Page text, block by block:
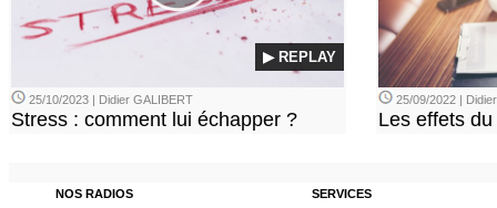
▶ REPLAY
25/10/2023 | Didier GALIBERT
Stress : comment lui échapper ?
25/09/2022 |
Les effets
NOS RADIOS SERVICES